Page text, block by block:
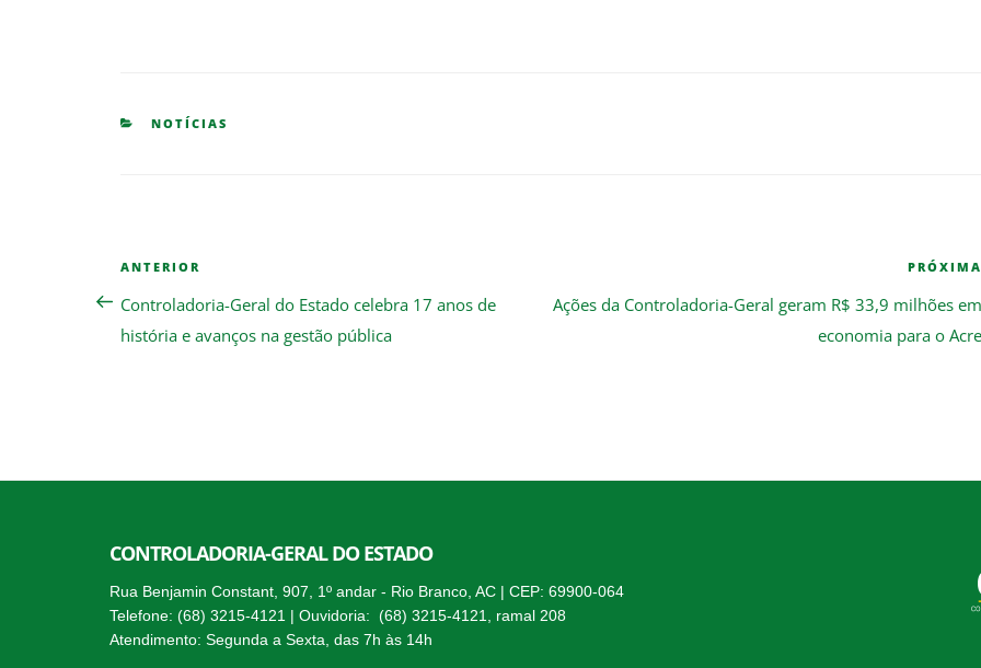
CATEGORIES
NOTÍCIAS
Navegação
Post
Previous
Post
ANTERIOR
Controladoria-Geral do Estado celebra 17 anos de
história e avanços na gestão pública
PRÓXIMA
Ações da Controladoria-Geral geram R$ 33,9 milhões em
economia para o Acre
CONTROLADORIA-GERAL DO ESTADO
Rua Benjamin Constant, 907, 1º andar - Rio Branco, AC | CEP: 69900-064
Telefone: (68) 3215-4121 | Ouvidoria: (68) 3215-4121, ramal 208
Atendimento: Segunda a Sexta, das 7h às 14h